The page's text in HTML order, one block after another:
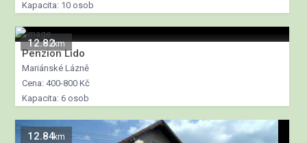
Kapacita: 10 osob
12.82km
Penzion Lido
Mariánské Lázně
Cena: 400-800 Kč
Kapacita: 6 osob
12.84km